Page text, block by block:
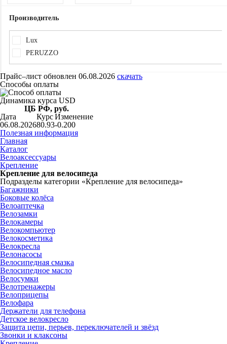
Производитель
Lux
PERUZZO
Прайс–лист обновлен 06.08.2026 скачать
Способы оплаты
Динамика курса USD
ЦБ РФ, руб.
Дата
КурсИзменение
06.08.202680.93-0.200
Полезная информация
Главная
Каталог
Велоаксессуары
Крепление
Крепление для велосипеда
Подразделы категории «Крепление для велосипеда»
Багажники
Боковые колёса
Велоаптечка
Велозамки
Велокамеры
Велокомпьютер
Велокосметика
Велокресла
Велонасосы
Велосипедная смазка
Велосипедное масло
Велосумки
Велотренажеры
Велоприцепы
Велофара
Держатели для телефона
Детское велокресло
Защита цепи, перьев, переключателей и звёзд
Звонки и клаксоны